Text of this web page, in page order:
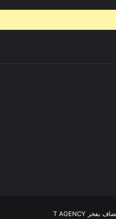
بفخر T AGENCY